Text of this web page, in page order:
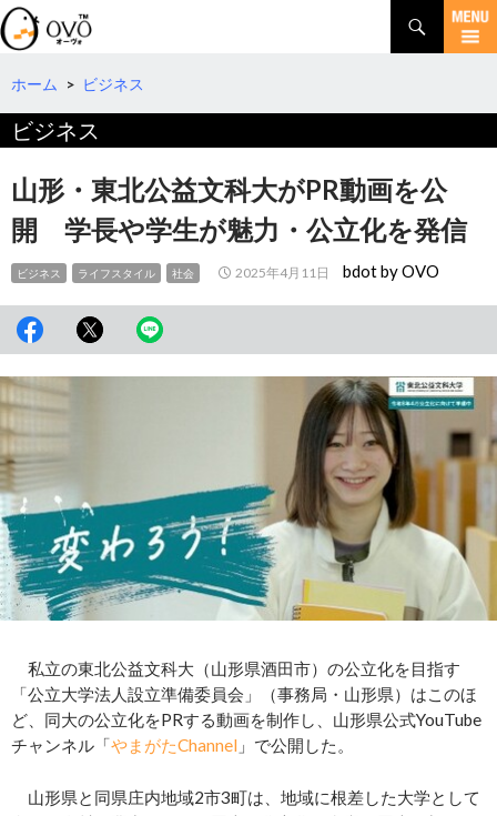
検
索
コ
テ
へ
動
ホーム > ビジネス
ビジネス
山形・東北公益文科大がPR動画を公
開 学長や学生が魅力・公立化を発信
ビジネス ライフスタイル 社会 2025年4月11日 bdot by OVO
私立の東北公益文科大（山形県酒田市）の公立化を目指す
「公立大学法人設立準備委員会」（事務局・山形県）はこのほ
ど、同大の公立化をPRする動画を制作し、山形県公式YouTube
チャンネル「やまがたChannel 」で公開した。
山形県と同県庄内地域2市3町は、地域に根差した大学として